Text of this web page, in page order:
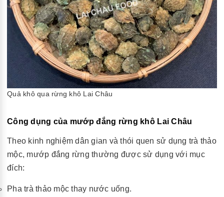
Quả khô qua rừng khô Lai Châu
Công dụng của mướp đắng rừng khô Lai Châu
Theo kinh nghiệm dân gian và thói quen sử dụng trà thảo
mộc, mướp đắng rừng thường được sử dụng với mục
đích:
Pha trà thảo mộc thay nước uống.